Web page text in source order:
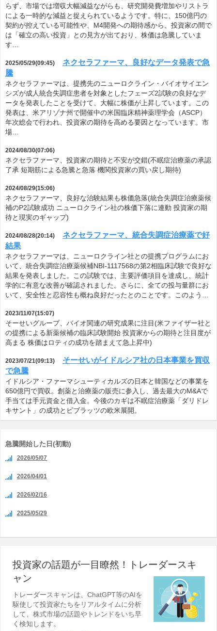
らず、市場では増収大幅減益ながらも、研究開発費増加やリストラ
による一時的な減益と捉えられているようです。特に、150億円の
契約が控えている可能性や、M4開発への期待感から、投資家の間で
は「確立の高い投資」との見方が出ており、株価は急騰していま
す…
2025/05/29(09:45)
ネクセラファーマ、良好なデータ発表で急
騰
ネクセラファーマは、提携先のニューロクライン・バイオサイエン
シズが成人統合失調症患者を対象としたフェーズ2試験の良好なデ
ータを発表したことを受けて、大幅に株価が上昇しています。この
発表は、米アリゾナ州で開催中の米国臨床精神薬理学会（ASCP）
年次総会で行われ、投資家の期待を高める要因となっています。市
場…
2024/08/30(07:06)
ネクセラファーマ、投資家の期待と不安が交錯(不眠症治療薬の承認
了承 短期筋による急騰と急落 機関投資家の買い戻し期待)
2024/08/29(15:06)
ネクセラファーマ、良好な治験結果も株価急落(統合失調症治療薬候
補のP2試験成功 ニューロクライン社の株価下落に連動 投資家の期
待と現実のギャップ)
2024/08/28(20:14)
ネクセラファーマ、統合失調症治療薬で好
結果
ネクセラファーマは、ニューロクライン社との提携プログラムにお
いて、統合失調症治療薬候補NBI-1117568の第2相臨床試験で良好な
結果を発表しました。この試験では、主要評価項目を達成し、統計
学的に有意な改善が確認されました。さらに、全ての投与量群にお
いて、安全性と忍容性も概ね良好だったとのことです。このよう…
2023/11/07(15:07)
そーせいグループ、バイオ関連の研究成果に注目(米ファイザー社と
の提携による新薬候補の臨床試験開始 投資家からの期待と注目度が
高まる 株価はロティの成功を踏まえて急上昇中)
2023/07/21(09:13)
そーせいがイドルシア社の日本事業を買収
で急騰
イドルシア・ファーマシューティカルズの日本と韓国などの事業を
650億円で買収。創薬と治療薬の販売に参入し、過去最大のM&Aで
手当ては手元資金と借入金。今後のカギは不眠症治療薬「ダリドレ
キサント」の成功とピブラッツの欧米展開。
急騰開始した日(初動)
2026/05/07
2026/04/01
2026/02/16
2025/05/29
投資家の話題が一目瞭然！トレーダースキ
ャン
トレーダースキャンは、ChatGPT等のAIを
駆使して投資家たちをリアルタイムに分析
して、株式市場の話題やトレンドをいち早
く検知します。